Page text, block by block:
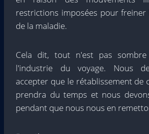
restrictions imposées pour
de la maladie.
Cela dit, tout n'est pas
l'industrie du voyage. Nous
accepter que le rétablissement de
prendra du temps et nous
pendant que nous nous en